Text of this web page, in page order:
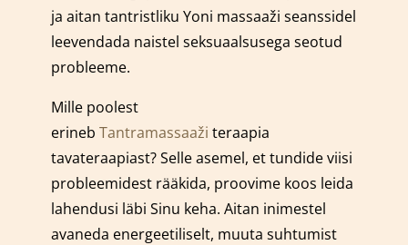
ja aitan tantristliku Yoni massaaži seanssidel
leevendada naistel seksuaalsusega seotud
probleeme.
Mille poolest
erineb Tantramassaaži teraapia
tavateraapiast? Selle asemel, et tundide viisi
probleemidest rääkida, proovime koos leida
lahendusi läbi Sinu keha. Aitan inimestel
avaneda energeetiliselt, muuta suhtumist